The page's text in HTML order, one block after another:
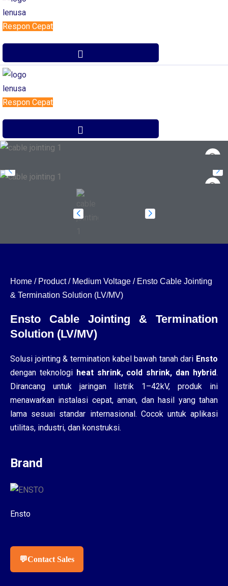
Respon Cepat
Respon Cepat
Home / Product/ Medium Voltage / Ensto Cable Jointing
& Termination Solution (LV/MV)
Ensto Cable Jointing & Termination
Solution (LV/MV)
Solusi jointing & termination kabel bawah tanah dari Ensto
dengan teknologi heat shrink, cold shrink, dan hybrid.
Dirancang untuk jaringan listrik 1–42kV, produk ini
menawarkan instalasi cepat, aman, dan hasil yang tahan
lama sesuai standar internasional. Cocok untuk aplikasi
utilitas, industri, dan konstruksi.
Brand
Ensto
💬Contact Sales